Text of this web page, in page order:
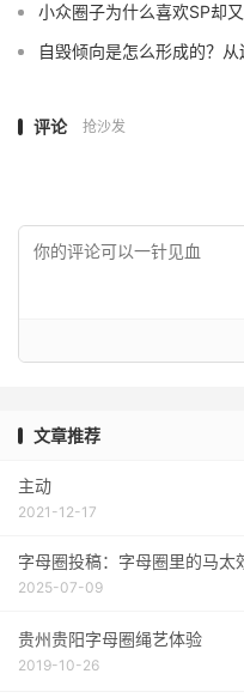
小众圈子为什么喜欢SP却又
自毁倾向是怎么形成的？
评论 抢沙发
文章推荐
主动
2021-12-17
字母圈投稿：字母圈里的马太
2025-07-09
贵州贵阳字母圈绳艺体验
2019-10-26